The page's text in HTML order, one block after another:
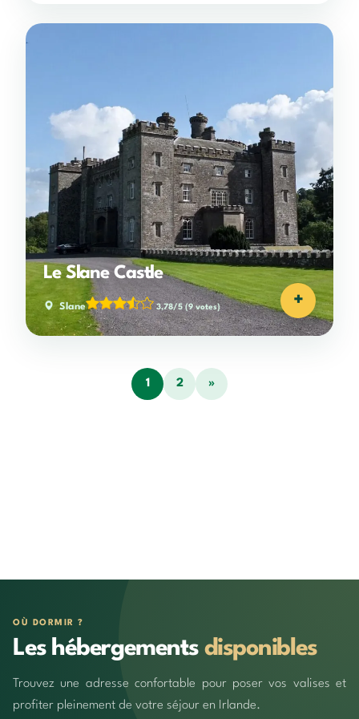
Le Slane Castle
Slane 3,78/5 (9 votes) +
1 2 »
OÙ DORMIR ?
Les hébergements disponibles
Trouvez une adresse confortable pour poser vos valises et
profiter pleinement de votre séjour en Irlande.